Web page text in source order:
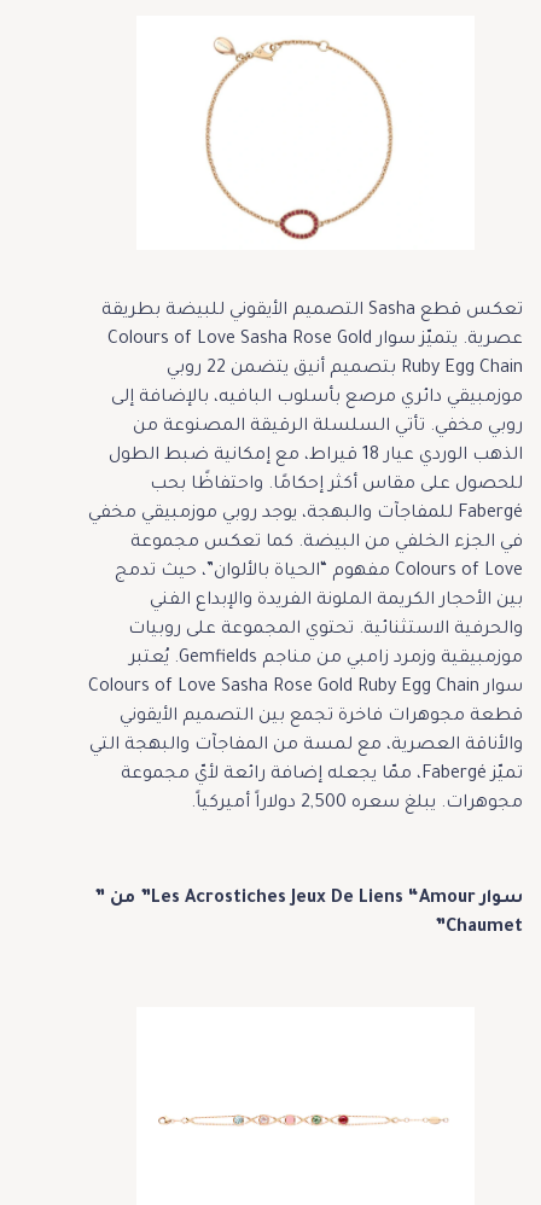
تعكس قطع Sasha التصميم الأيقوني للبيضة بطريقة
عصرية. يتميّز سوار Colours of Love Sasha Rose Gold
Ruby Egg Chain بتصميم أنيق يتضمن 22 روبي
موزمبيقي دائري مرصع بأسلوب البافيه، بالإضافة إلى
روبي مخفي. تأتي السلسلة الرقيقة المصنوعة من
الذهب الوردي عيار 18 قيراط، مع إمكانية ضبط الطول
للحصول على مقاس أكثر إحكامًا. واحتفاظًا بحب
Fabergé للمفاجآت والبهجة، يوجد روبي موزمبيقي مخفي
في الجزء الخلفي من البيضة. كما تعكس مجموعة
Colours of Love مفهوم “الحياة بالألوان”، حيث تدمج
بين الأحجار الكريمة الملونة الفريدة والإبداع الفني
والحرفية الاستثنائية. تحتوي المجموعة على روبيات
موزمبيقية وزمرد زامبي من مناجم Gemfields.
يُعتبر
سوار Colours of Love Sasha Rose Gold Ruby Egg Chain
قطعة مجوهرات فاخرة تجمع بين التصميم الأيقوني
والأناقة العصرية، مع لمسة من المفاجآت والبهجة التي
تميّز Fabergé، ممّا يجعله إضافة رائعة لأيّ مجموعة
مجوهرات. يبلغ سعره 2,500 دولاراً أميركياً.
سوار Les Acrostiches Jeux De Liens “Amour” من ”
Chaumet”